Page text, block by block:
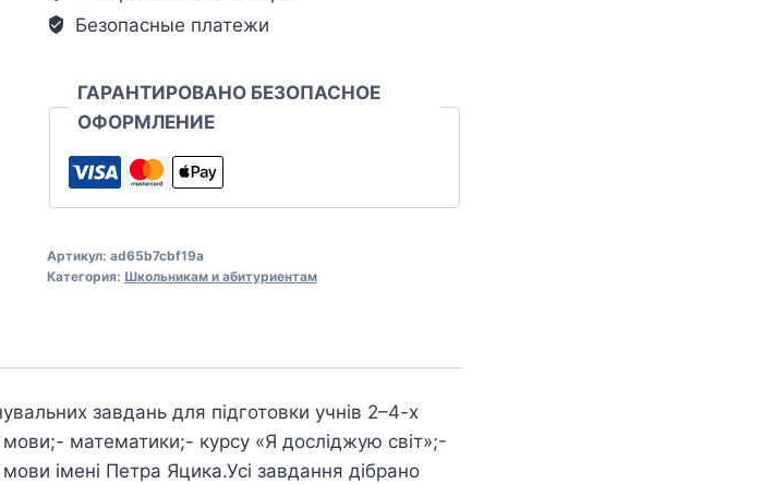
Безопасные платежи
ГАРАНТИРОВАНО БЕЗОПАСНОЕ
ОФОРМЛЕНИЕ
Артикул: ad65b7cbf19a
Категория: Школьникам и абитуриентам
завдань для підготовки учнів 2–4-х
мови;- математики;- курсу «Я досліджую світ»;-
імені Петра Яцика.Усі завдання дібрано